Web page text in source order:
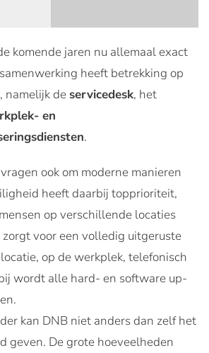
komende jaren nu allemaal exact
heeft betrekking op
namelijk de servicedesk, het
en
.
ook om moderne manieren
heeft daarbij topprioriteit,
op verschillende locaties
voor een volledig uitgeruste
op de werkplek, telefonisch
wordt alle hard- en software up-
kan DNB niet anders dan zelf het
geven. De grote hoeveelheden